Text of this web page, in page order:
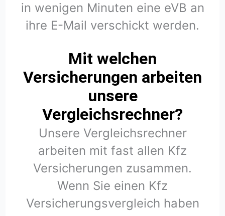
in wenigen Minuten eine eVB an
ihre E-Mail verschickt werden.
Mit welchen
Versicherungen arbeiten
unsere
Vergleichsrechner?
Unsere Vergleichsrechner
arbeiten mit fast allen Kfz
Versicherungen zusammen.
Wenn Sie einen Kfz
Versicherungsvergleich haben